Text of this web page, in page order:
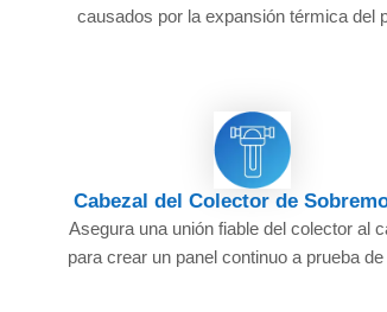
causados por la expansión térmica del
Cabezal del Colector de
Asegura una unión fiable del colector al
para crear un panel continuo a prueba